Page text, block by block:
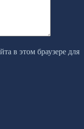
в этом браузере для